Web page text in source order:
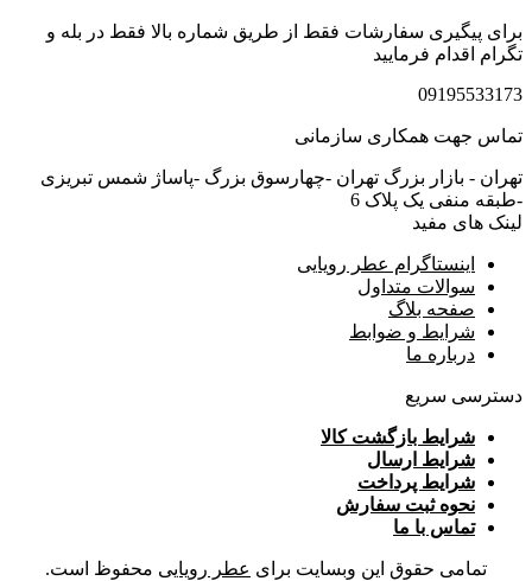
برای پیگیری سفارشات فقط از طریق شماره بالا فقط در بله و
تگرام اقدام فرمایید
09195533173
تماس جهت همکاری سازمانی
تهران - بازار بزرگ تهران -چهارسوق بزرگ -پاساژ شمس تبریزی
-طبقه منفی یک پلاک 6
لینک های مفید
اینستاگرام عطر رویایی
سوالات متداول
صفحه بلاگ
شرایط و ضوابط
درباره ما
دسترسی سریع
شرایط بازگشت کالا
شرایط ارسال
شرایط پرداخت
نحوه ثبت سفارش
تماس با ما
تمامی حقوق این وبسایت برای عطر رویایی محفوظ است.